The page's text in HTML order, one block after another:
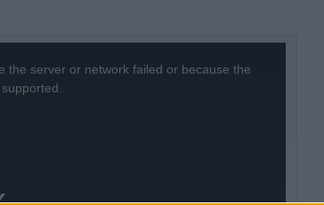
the server or network failed or because the